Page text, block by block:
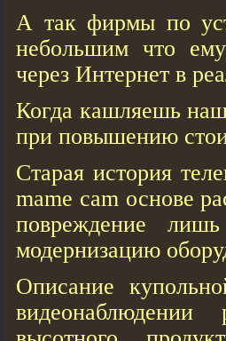
А так фирмы по
небольшим что
через Интернет в
Когда кашляешь
при повышению
Старая история
mame cam основе
повреждение лишь
модернизацию
Описание
видеонаблюдении